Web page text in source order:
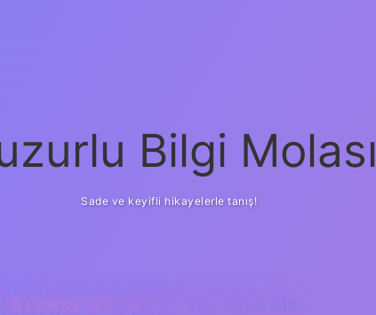
Bilgi Molası
Sade ve keyifli hikayelerle tanış!
BELIRTILERI NELERDIR